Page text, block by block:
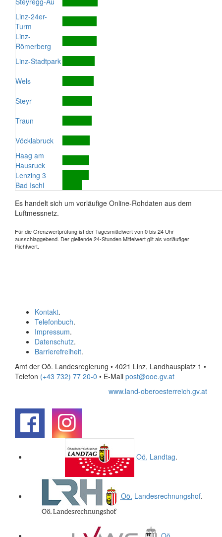
Linz-24er-
Turm
Linz-
Römerberg
Linz-Stadtpark
Wels
Steyr
Traun
Vöcklabruck
Haag am
Hausruck
Lenzing 3
Bad Ischl
Es handelt sich um vorläufige Online-Rohdaten aus dem
Luftmessnetz.
Für die Grenzwertprüfung ist der Tagesmittelwert von 0 bis 24 Uhr
ausschlaggebend. Der gleitende 24-Stunden Mittelwert gilt als vorläufiger
Richtwert.
Kontakt.
Telefonbuch.
Impressum.
Datenschutz.
Barrierefreiheit.
Amt der Oö. Landesregierung • 4021 Linz, Landhausplatz 1 •
Telefon (+43 732) 77 20-0 • E-Mail post@ooe.gv.at
www.land-oberoesterreich.gv.at
Oö. Landtag.
Oö. Landesrechnungshof.